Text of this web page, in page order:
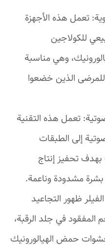
تعمل هذه الأجهزة
للكولاجين
وهي مناسبة
الذين خضعوا
تعمل هذه التقنية
إلى الطبقات
تحفيز إنتاج
مشدودة وناعمة.
ظهور التجاعيد
في جلد الرقبة،
حمض الهيالورونيك